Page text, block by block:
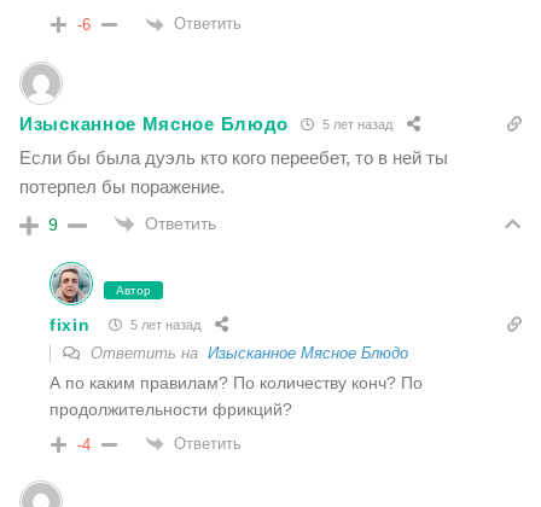
-6 Ответить
Изысканное Мясное Блюдо 5 лет назад
Если бы была дуэль кто кого переебет, то в ней ты
потерпел бы поражение.
9 Ответить
Автор
fixin 5 лет назад
Ответить на Изысканное Мясное Блюдо
А по каким правилам? По количеству конч? По
продолжительности фрикций?
-4 Ответить